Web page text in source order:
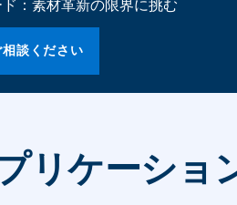
：素材革新の限界に挑む
談ください
リケーショ